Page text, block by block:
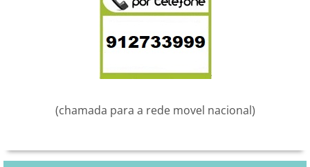
(chamada para a rede movel nacional)